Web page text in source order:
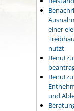
einer
nutzt
und